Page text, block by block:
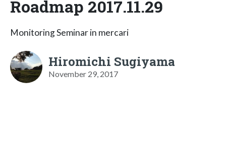
Roadmap 2017.11.29
Monitoring Seminar in mercari
Hiromichi Sugiyama
November 29, 2017